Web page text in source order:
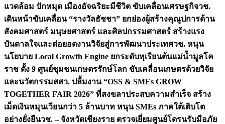
แวดล้อม ปักหมุด เมืองอัจฉริยะมีชีวิต ขับเคลื่อนเศรษฐกิจวช.
เดินหน้าขับเคลื่อน “รางวัลธัชชา” ยกย่องผู้สร้างคุณูปการด้าน
สังคมศาสตร์ มนุษยศาสตร์ และศิลปกรรมศาสตร์ สร้างแรง
บันดาลใจและต่อยอดงานวิจัยสู่การพัฒนาประเทศวช. หนุน
นโยบาย Local Growth Engine ยกระดับทุเรียนต้นแม่น้ำมูลโค
ราช ตั้ง 9 ศูนย์ชุมชนเกษตรรักษ์โลก ขับเคลื่อนเกษตรด้วยวิจัย
และนวัตกรรมสสว. ปลื้มงาน “OSS & SMEs GROW
TOGETHER FAIR 2026” ที่สงขลาประสบความสำเร็จ สร้าง
เม็ดเงินหมุนเวียนกว่า 5 ล้านบาท หนุน SMEs ภาคใต้เติบโต
อย่างยั่งยืนวช. – จังหวัดเชียงราย ตรวจเยี่ยมศูนย์โดรนรับมือภัย